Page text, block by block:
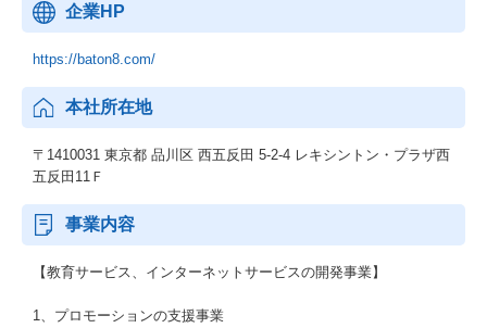
企業HP
https://baton8.com/
本社所在地
〒1410031 東京都 品川区 西五反田 5-2-4 レキシントン・プラザ西
五反田11Ｆ
事業内容
【教育サービス、インターネットサービスの開発事業】
1、プロモーションの支援事業